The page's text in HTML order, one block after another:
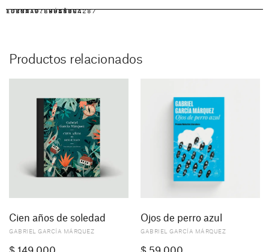
IDIOMA:ESPAÑOL
FORMATO:RÚSTICA
ISBN: 9789588894287
Productos relacionados
Cien años de soledad
GABRIEL GARCÍA MÁRQUEZ
Ojos de perro azul
GABRIEL GARCÍA MÁRQUEZ